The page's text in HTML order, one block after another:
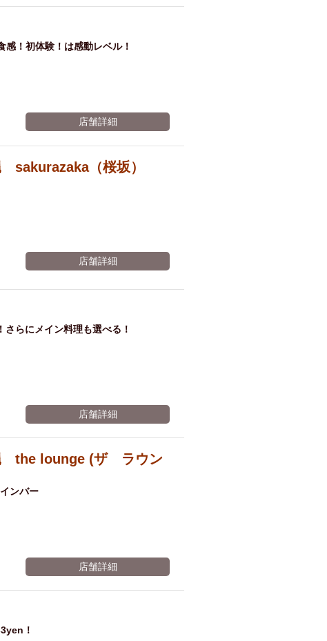
！初体験！は感動レベル！
店舗詳細
sakurazaka（桜坂）
店舗詳細
らにメイン料理も選べる！
店舗詳細
the lounge (ザ ラウン
ンバー
店舗詳細
！